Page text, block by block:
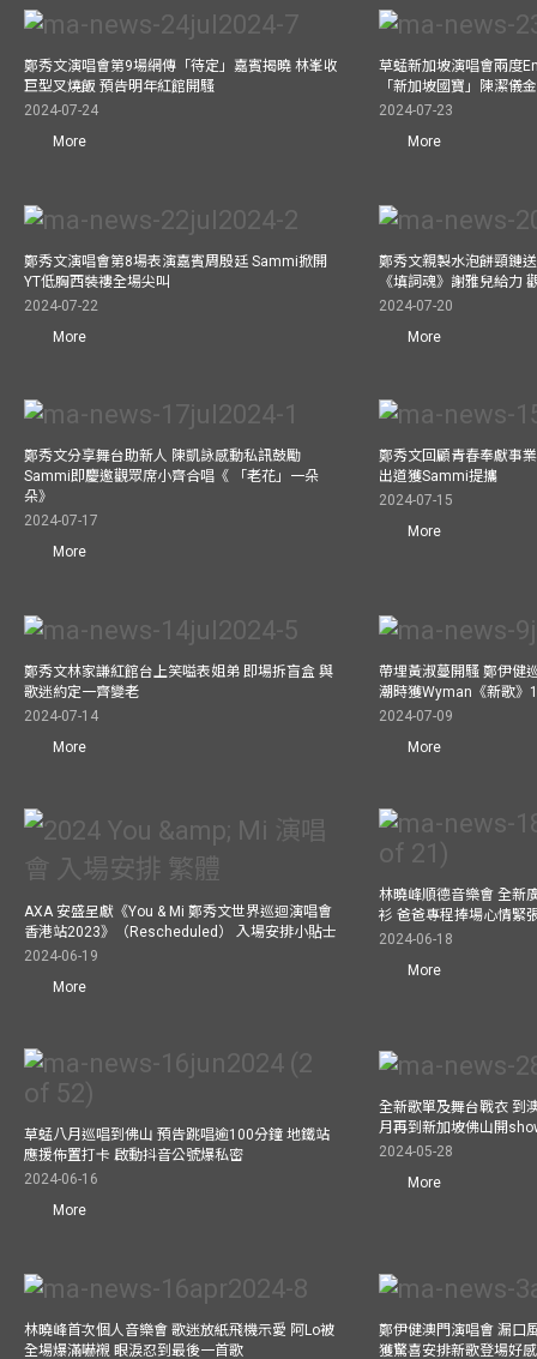
鄭秀文演唱會第9場網傳「待定」嘉賓揭曉 林峯收
巨型叉燒飯 預告明年紅館開騷
2024-07-24
More
草蜢新加坡演唱會兩度
「新加坡國寶」陳潔儀
2024-07-23
More
鄭秀文演唱會第8場表演嘉賓周殷廷 Sammi掀開
YT低胸西裝褸全場尖叫
2024-07-22
More
鄭秀文親製水泡餅頸鏈
《填詞魂》謝雅兒給力
2024-07-20
More
鄭秀文分享舞台助新人 陳凱詠感動私訊鼓勵
Sammi即慶邀觀眾席小齊合唱《 「老花」一朵
朵》
2024-07-17
More
鄭秀文回顧青春奉獻事
出道獲Sammi提攜
2024-07-15
More
鄭秀文林家謙紅館台上笑嗌表姐弟 即場拆盲盒 與
歌迷約定一齊變老
2024-07-14
More
帶埋黃淑蔓開騷 鄭伊健
潮時獲Wyman《新歌》
2024-07-09
More
AXA 安盛呈獻《You & Mi 鄭秀文世界巡迴演唱會
香港站2023》（Rescheduled） 入場安排小貼士
2024-06-19
More
林曉峰順德音樂會 全新
衫 爸爸專程捧場心情緊
2024-06-18
More
草蜢八月巡唱到佛山 預告跳唱逾100分鐘 地鐵站
應援佈置打卡 啟動抖音公號爆私密
2024-06-16
More
全新歌單及舞台戰衣 到
月再到新加坡佛山開
2024-05-28
More
林曉峰首次個人音樂會 歌迷放紙飛機示愛 阿Lo被
全場爆滿嚇襯 眼淚忍到最後一首歌
鄭伊健澳門演唱會 漏口
獲驚喜安排新歌登場好